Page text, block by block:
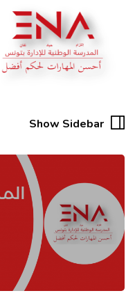
Show Sidebar